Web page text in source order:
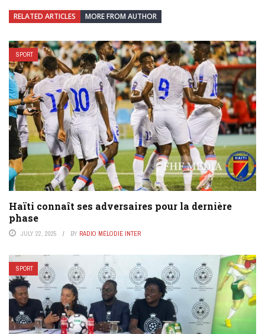
RELATED ARTICLES MORE FROM AUTHOR
SPORT
Haïti connaît ses adversaires pour la dernière
phase
JULY 22, 2025 BY RADIO MÉLODIE INTER
SPORT